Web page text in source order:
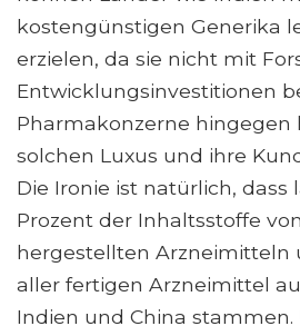
kostengünstigen Generika
erzielen, da sie nicht mit
Entwicklungsinvestitionen
Pharmakonzerne hingegen
solchen Luxus und ihre
Die Ironie ist natürlich, dass
Prozent der Inhaltsstoffe
hergestellten Arzneimitteln
aller fertigen Arzneimittel
Indien und China